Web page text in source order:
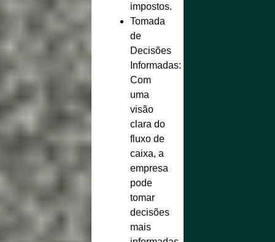
impostos.
Tomada
de
Decisões
Informadas:
Com
uma
visão
clara do
fluxo de
caixa, a
empresa
pode
tomar
decisões
mais